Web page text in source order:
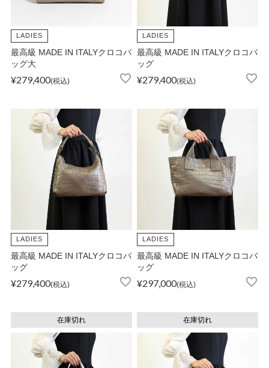
LADIES
最高級 MADE IN ITALYクロコバ
ッグ大
¥279,400 税込
LADIES
最高級 MADE IN ITALYクロコバ
ッグ
¥279,400 税込
LADIES
最高級 MADE IN ITALYクロコバ
ッグ
¥279,400 税込
LADIES
最高級 MADE IN ITALYクロコバ
ッグ
¥297,000 税込
在庫切れ 在庫切れ